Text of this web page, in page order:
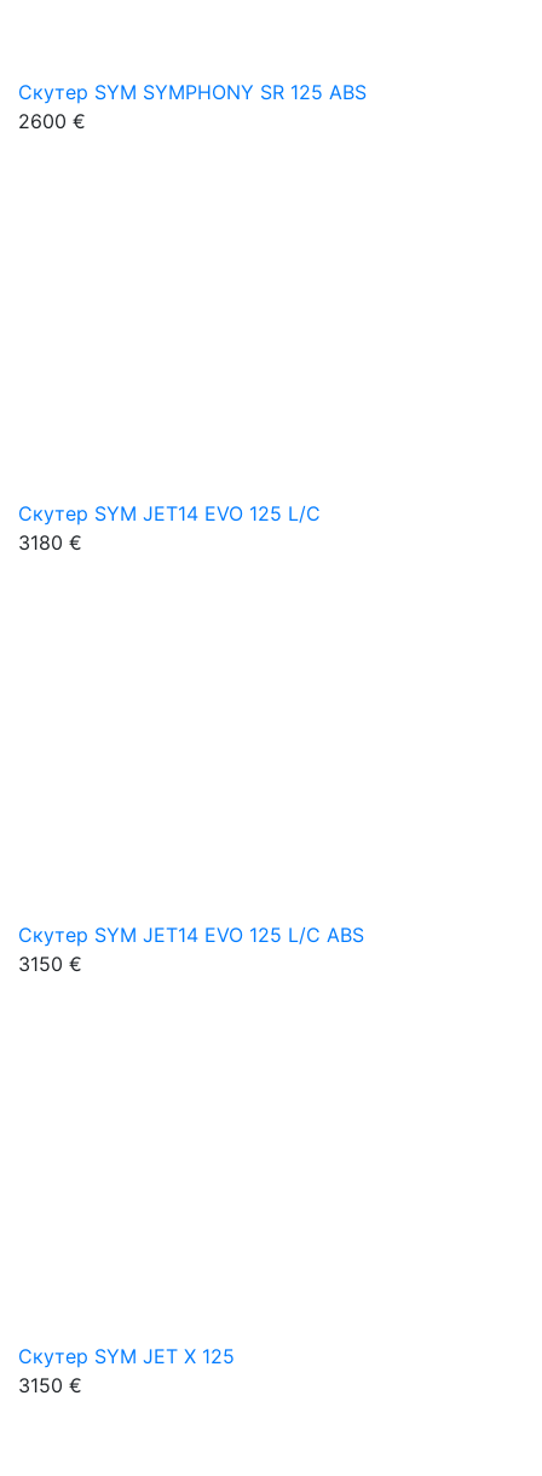
Скутер SYM SYMPHONY SR 125 ABS
2600 €
Скутер SYM JET14 EVO 125 L/C
3180 €
Скутер SYM JET14 EVO 125 L/C ABS
3150 €
Скутер SYM JET X 125
3150 €